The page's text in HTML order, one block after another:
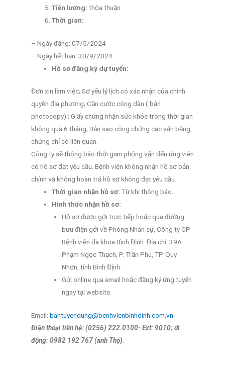
Tiền lương: thỏa thuận
Thời gian:
– Ngày đăng: 07/5/2024
– Ngày hết hạn: 30/9/2024
Hồ sơ đăng ký dự tuyển:
Đơn xin làm việc; Sơ yếu lý lịch có xác nhận của chính
quyền địa phương; Căn cước công dân ( bản
photocopy) ; Giấy chứng nhận sức khỏe trong thời gian
không quá 6 tháng; Bản sao công chứng các văn bằng,
chứng chỉ có liên quan.
Công ty sẽ thông báo thời gian phỏng vấn đến ứng viên
có hồ sơ đạt yêu cầu. Bệnh viện không nhận hồ sơ bản
chính và không hoàn trả hồ sơ không đạt yêu cầu.
Thời gian nhận hồ sơ: Từ khi thông báo.
Hình thức nhận hồ sơ:
Hồ sơ được gởi trực tiếp hoặc qua đường
bưu điện gởi về Phòng Nhân sự, Công ty CP
Bệnh viện đa khoa Bình Định. Địa chỉ: 39A
Phạm Ngọc Thạch, P. Trần Phú, TP. Quy
Nhơn, tỉnh Bình Định.
Gửi online qua email hoặc đăng ký ứng tuyển
ngay tại website.
Email: bantuyendung@benhvienbinhdinh.com.vn
Điện thoại liên hệ: (0256) 222.0100- Ext: 9010; di
động: 0982 192 767 (anh Thọ).